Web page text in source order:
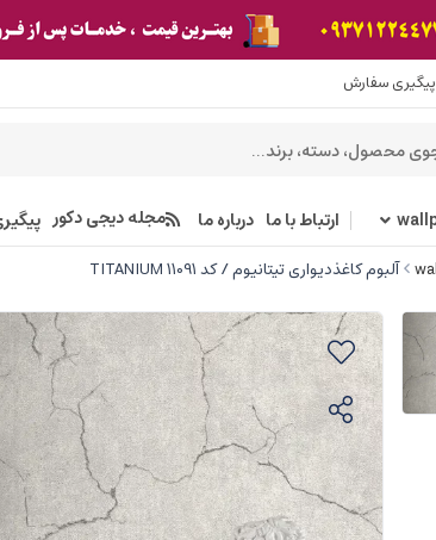
پیگیری سفارش
ارتباط با ما درباره ما مجله دیجی دکور
آلبوم کاغذدیواری تیتانیوم / کد 11091 TITANIUM